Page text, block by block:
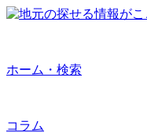
ホーム・検索
コラム